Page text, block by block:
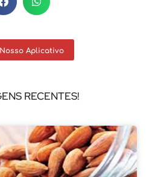
Aplicativo
RECENTES!